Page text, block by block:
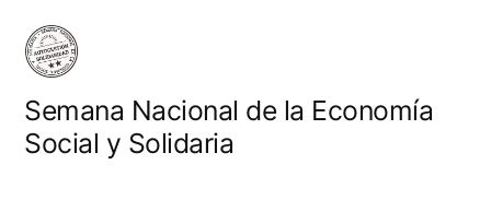
Saltar
contenido
Semana Nacional de la Economía
Social y Solidaria